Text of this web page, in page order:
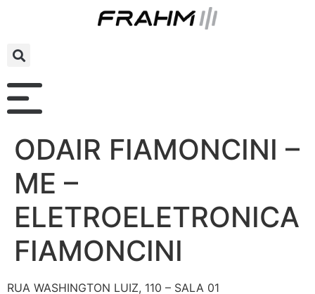
ODAIR FIAMONCINI –
ME –
ELETROELETRONICA
FIAMONCINI
RUA WASHINGTON LUIZ, 110 – SALA 01